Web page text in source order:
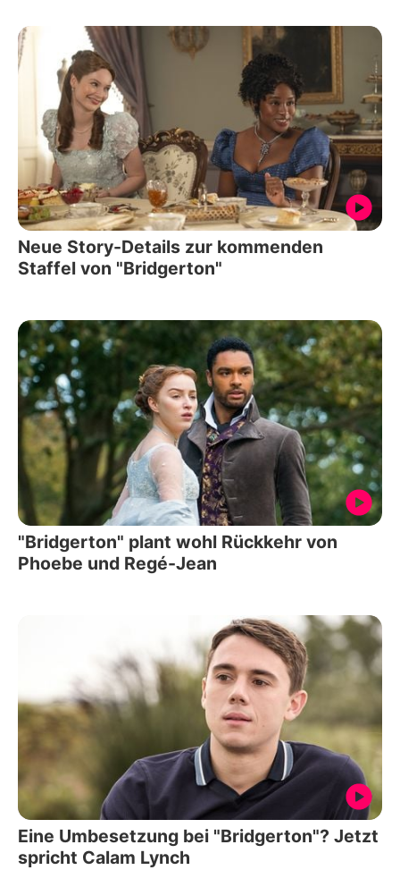
Neue Story-Details zur kommenden
Staffel von "Bridgerton"
"Bridgerton" plant wohl Rückkehr von
Phoebe und Regé-Jean
Eine Umbesetzung bei "Bridgerton"? Jetzt
spricht Calam Lynch